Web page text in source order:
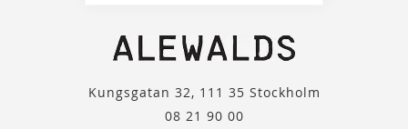
Kungsgatan 32, 111 35 Stockholm
08 21 90 00